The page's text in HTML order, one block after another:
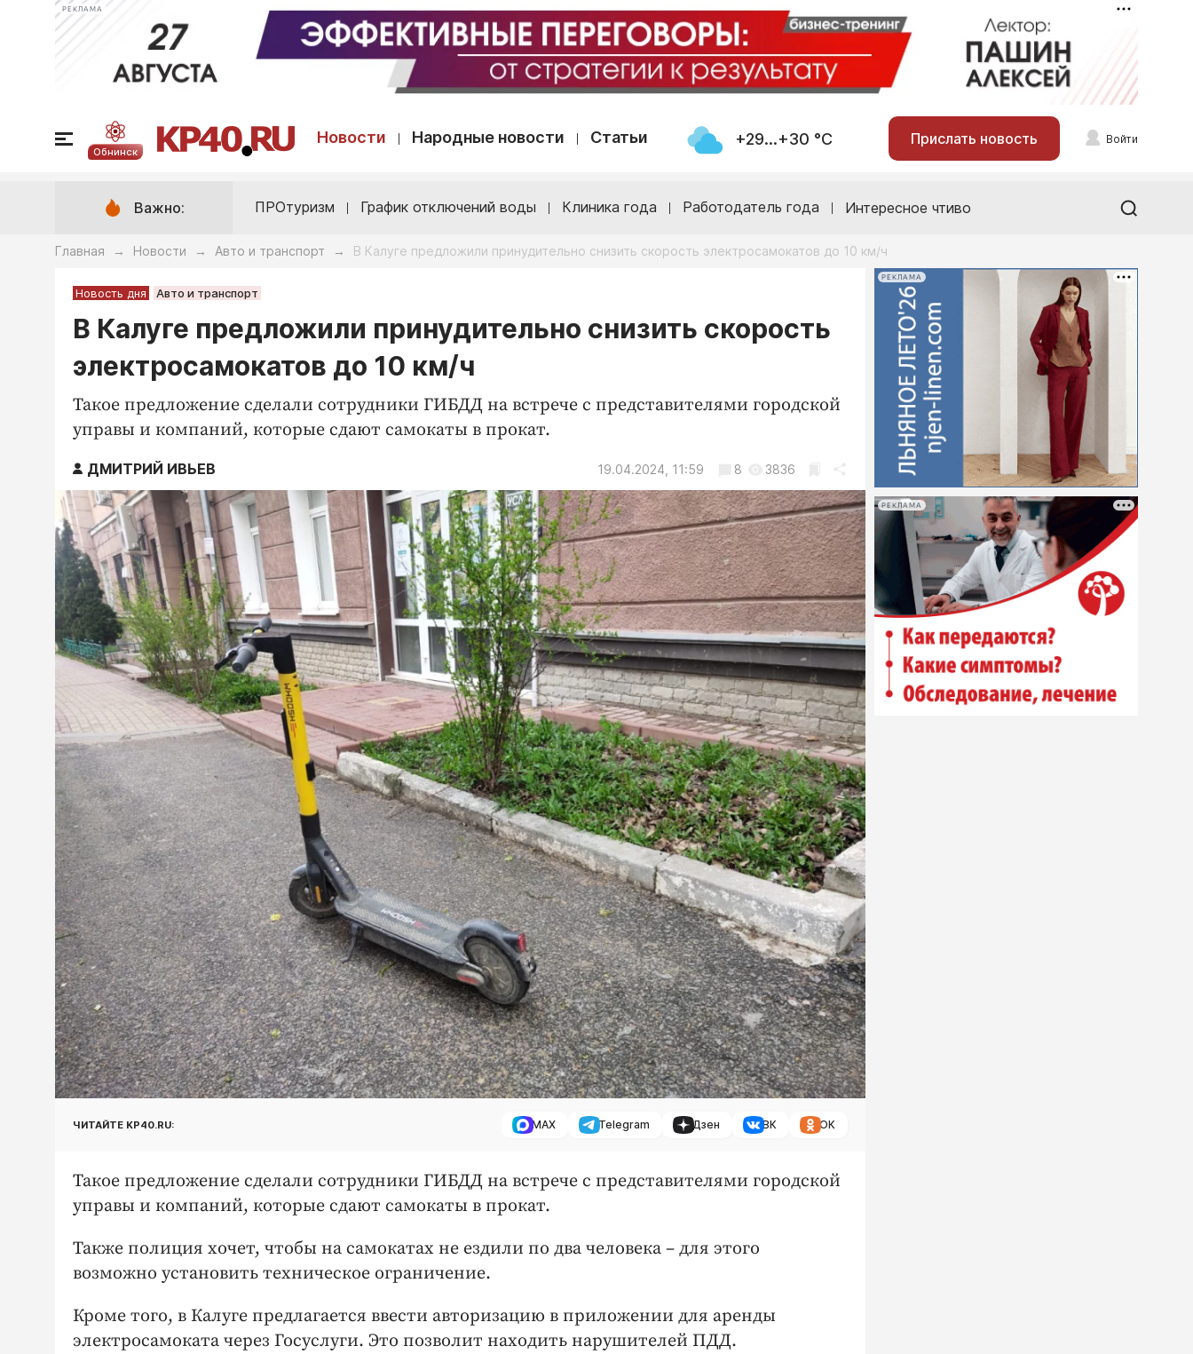
РЕКЛАМА
Обнинск
Новости Народные новости Статьи +29...+30 °С Прислать новость Войти
Важно: ПРОтуризм График отключений воды Клиника года Работодатель года Интересное чтиво
Главная → Новости → Авто и транспорт → В Калуге предложили принудительно снизить скорость электросамокатов до 10 км/ч
Новость дня Авто и транспорт
В Калуге предложили принудительно снизить скорость
электросамокатов до 10 км/ч
Такое предложение сделали сотрудники ГИБДД на встрече с представителями городской
управы и компаний, которые сдают самокаты в прокат.
ДМИТРИЙ ИВЬЕВ 19.04.2024, 11:59 8 3836
ЧИТАЙТЕ KP40.RU: MAX Telegram Дзен ВК ОК
Такое предложение сделали сотрудники ГИБДД на встрече с представителями городской
управы и компаний, которые сдают самокаты в прокат.
Также полиция хочет, чтобы на самокатах не ездили по два человека – для этого
возможно установить техническое ограничение.
Кроме того, в Калуге предлагается ввести авторизацию в приложении для аренды
электросамоката через Госуслуги. Это позволит находить нарушителей ПДД.
РЕКЛАМА
РЕКЛАМА